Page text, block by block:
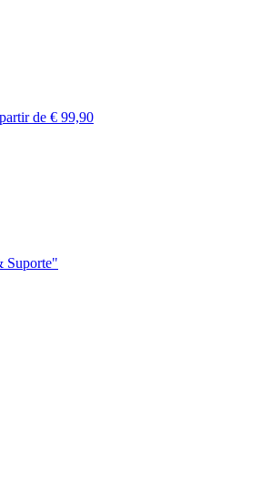
de € 99,90
Suporte"